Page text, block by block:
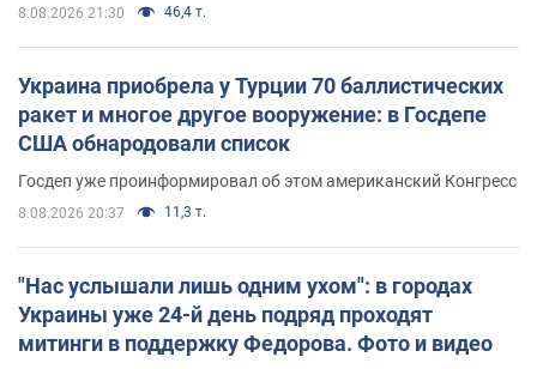
8.08.2026 21:30 46,4 т.
Украина приобрела у Турции 70 баллистических
ракет и многое другое вооружение: в Госдепе
США обнародовали список
Госдеп уже проинформировал об этом американский Конгресс
8.08.2026 20:37 11,3 т.
"Нас услышали лишь одним ухом": в городах
Украины уже 24-й день подряд проходят
митинги в поддержку Федорова. Фото и видео